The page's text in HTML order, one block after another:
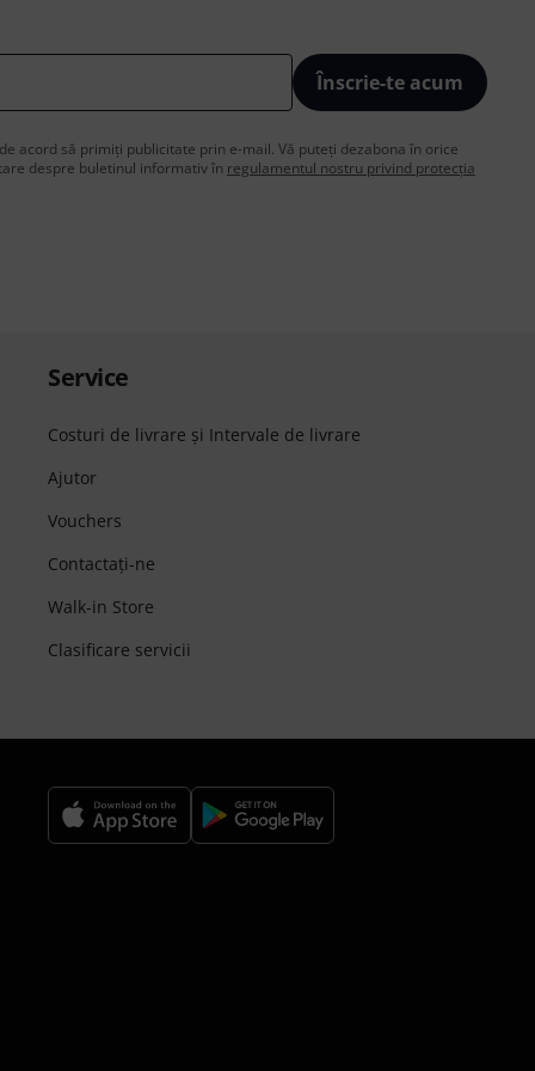
Înscrie-te acum
acord să primiți publicitate prin e-mail. Vă puteți dezabona în orice
despre buletinul informativ în regulamentul nostru privind protecția
Service
Costuri de livrare şi Intervale de livrare
Ajutor
Vouchers
Contactaţi-ne
Walk-in Store
Clasificare servicii